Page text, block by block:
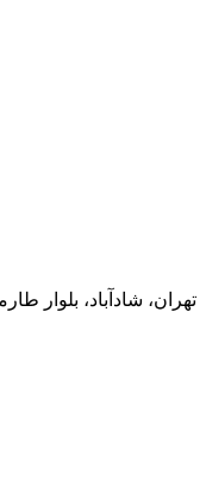
تهران، شادآباد، بلوار